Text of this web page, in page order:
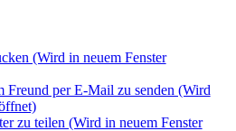
(Wird in neuem Fenster
Freund per E-Mail zu senden (Wird
zu teilen (Wird in neuem Fenster